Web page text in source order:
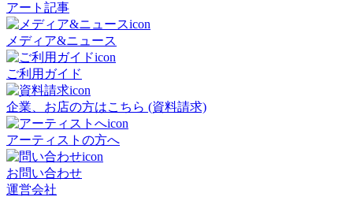
アート記事
メディア&ニュース
ご利用ガイド
企業、お店の方はこちら (資料請求)
アーティストの方へ
お問い合わせ
運営会社